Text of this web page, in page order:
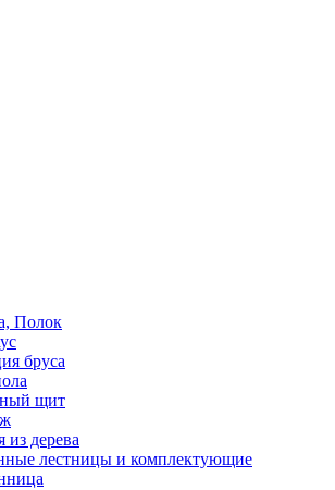
Полок
бруса
щит
из дерева
лестницы и комплектующие